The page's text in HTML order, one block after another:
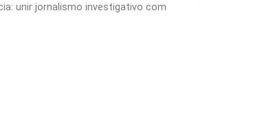
unir jornalismo investigativo com